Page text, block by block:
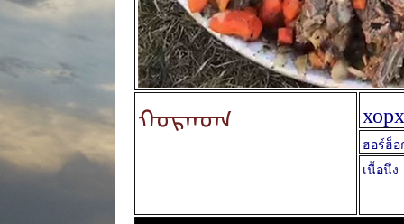
ᠬᠣᠷᠬᠤᠭ
ฮอร์ฮ็อ
เนื้อนึ่ง